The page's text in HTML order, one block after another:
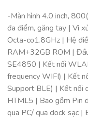
-Màn hình 4.0 inch,
đa điểm, găng tay | Vi
Octa-co1.8GHz | Hệ
RAM+32GB ROM |
SE4850 | Kết nối
frequency WIFI) | Kết
Support BLE) | Kết nối
HTML5 | Bao gồm Pin
qua PC/ qua dock sạc |